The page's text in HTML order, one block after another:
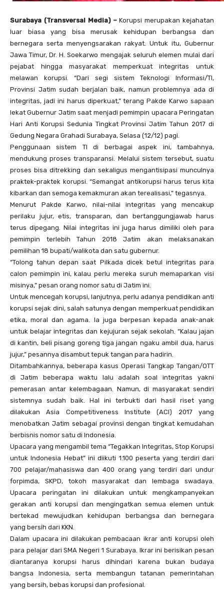
Surabaya (Transversal Media) –Korupsi merupakan kejahatan
luar biasa yang bisa merusak kehidupan berbangsa dan
bernegara serta menyengsarakan rakyat. Untuk itu, Gubernur
Jawa Timur, Dr. H. Soekarwo mengajak seluruh elemen mulai dari
pejabat hingga masyarakat memperkuat integritas untuk
melawan korupsi. “Dari segi sistem Teknologi Informasi/TI,
Provinsi Jatim sudah berjalan baik, namun problemnya ada di
integritas, jadi ini harus diperkuat,” terang Pakde Karwo sapaan
lekat Gubernur Jatim saat menjadi pemimpin upacara Peringatan
Hari Anti Korupsi Sedunia Tingkat Provinsi Jatim Tahun 2017 di
Gedung Negara Grahadi Surabaya, Selasa (12/12) pagi.
Penggunaan sistem TI di berbagai aspek ini, tambahnya,
mendukung proses transparansi. Melalui sistem tersebut, suatu
proses bisa ditrekking dan sekaligus mengantisipasi munculnya
praktek-praktek korupsi. “Semangat antikorupsi harus terus kita
kibarkan dan semoga kemakmuran akan terealisasi,” tegasnya.
Menurut Pakde Karwo, nilai-nilai integritas yang mencakup
perilaku jujur, etis, transparan, dan bertanggungjawab harus
terus dipegang. Nilai integritas ini juga harus dimiliki oleh para
pemimpin terlebih Tahun 2018 Jatim akan melaksanakan
pemilihan 18 bupati/walikota dan satu gubernur.
“Tolong tahun depan saat Pilkada dicek betul integritas para
calon pemimpin ini, kalau perlu mereka suruh memaparkan visi
misinya,” pesan orang nomor satu di Jatim ini.
Untuk mencegah korupsi, lanjutnya, perlu adanya pendidikan anti
korupsi sejak dini, salah satunya dengan memperkuat pendidikan
etika, moral dan agama. Ia juga berpesan kepada anak-anak
untuk belajar integritas dan kejujuran sejak sekolah. “Kalau jajan
di kantin, beli pisang goreng tiga jangan ngaku ambil dua, harus
jujur,” pesannya disambut tepuk tangan para hadirin.
Ditambahkannya, beberapa kasus Operasi Tangkap Tangan/OTT
di Jatim beberapa waktu lalu adalah soal integritas yakni
pemerasan antar kelembagaan. Namun, di masyarakat sendiri
sistemnya sudah baik. Hal ini terbukti dari hasil riset yang
dilakukan Asia Competitiveness Institute (ACI) 2017 yang
menobatkan Jatim sebagai provinsi dengan tingkat kemudahan
berbisnis nomor satu di Indonesia.
Upacara yang mengambil tema “Tegakkan Integritas, Stop Korupsi
untuk Indonesia Hebat” ini diikuti 1.100 peserta yang terdiri dari
700 pelajar/mahasiswa dan 400 orang yang terdiri dari undur
forpimda, SKPD, tokoh masyarakat dan lembaga swadaya.
Upacara peringatan ini dilakukan untuk mengkampanyekan
gerakan anti korupsi dan mengingatkan semua elemen untuk
bertekad mewujudkan kehidupan berbangsa dan bernegara
yang bersih dari KKN.
Dalam upacara ini dilakukan pembacaan ikrar anti korupsi oleh
para pelajar dari SMA Negeri 1 Surabaya. Ikrar ini berisikan pesan
diantaranya korupsi harus dihindari karena bukan budaya
bangsa Indonesia, serta membangun tatanan pemerintahan
yang bersih, bebas korupsi dan profesional.